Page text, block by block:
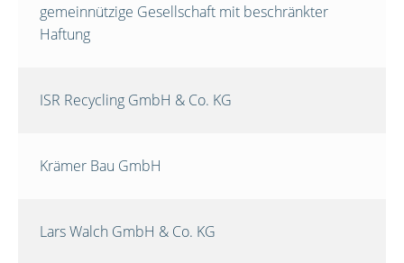
gemeinnützige Gesellschaft mit beschränkter
Haftung
ISR Recycling GmbH & Co. KG
Krämer Bau GmbH
Lars Walch GmbH & Co. KG